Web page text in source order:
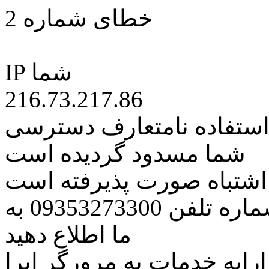
خطای شماره 2
IP شما
216.73.217.86
نامتعارف دسترسی
شما مسدود گردیده است
اشتباه صورت پذیرفته است
مراتب این مسئله را از طریق شماره تلفن 09353273300 به
ما اطلاع دهید
خدمات به مرورگر اپرا